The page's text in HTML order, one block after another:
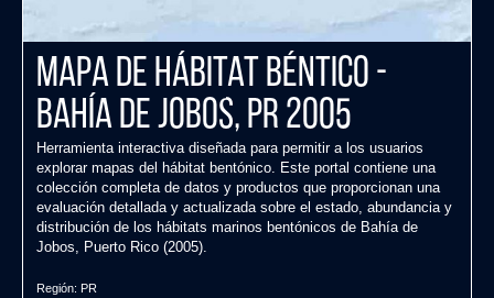
Mapa de Hábitat Béntico -
Bahía de Jobos, PR 2005
Herramienta interactiva diseñada para permitir a los usuarios
explorar mapas del hábitat bentónico. Este portal contiene una
colección completa de datos y productos que proporcionan una
evaluación detallada y actualizada sobre el estado, abundancia y
distribución de los hábitats marinos bentónicos de Bahía de
Jobos, Puerto Rico (2005).
Región: PR